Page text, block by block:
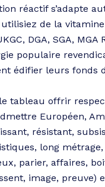
réactif s’adapte
de la
DGA, SGA,
populaire
édifier leurs fonds
tableau offrir
Européen,
résistant,
long
parier, affaires,
image, preuve)